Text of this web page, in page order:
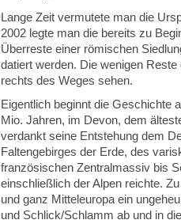
Lange Zeit vermutete man die
2002 legte man die bereits zu
Überreste einer römischen
datiert werden. Die wenigen
rechts des Weges sehen.
Eigentlich beginnt die Geschichte
Mio. Jahren, im Devon, dem
verdankt seine Entstehung dem
Faltengebirges der Erde, des
französischen Zentralmassiv bis
einschließlich der Alpen reichte.
und ganz Mitteleuropa ein
und Schlick/Schlamm ab und in